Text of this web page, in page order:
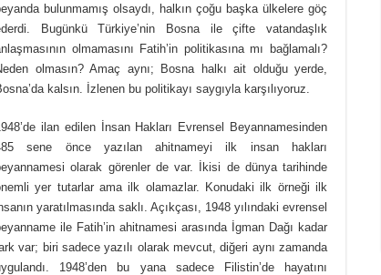
bulunmamış olsaydı, halkın çoğu başka ülkelere göç
Bugünkü Türkiye’nin Bosna ile çifte vatandaşlık
olmamasını Fatih’in politikasına mı bağlamalı?
olmasın? Amaç aynı; Bosna halkı ait olduğu yerde,
kalsın. İzlenen bu politikayı saygıyla karşılıyoruz.
ilan edilen İnsan Hakları Evrensel Beyannamesinden
sene önce yazılan ahitnameyi ilk insan hakları
olarak görenler de var. İkisi de dünya tarihinde
yer tutarlar ama ilk olamazlar. Konudaki ilk örneği ilk
yaratılmasında saklı. Açıkçası, 1948 yılındaki evrensel
ile Fatih’in ahitnamesi arasında İgman Dağı kadar
var; biri sadece yazılı olarak mevcut, diğeri aynı zamanda
1948’den bu yana sadece Filistin’de hayatını